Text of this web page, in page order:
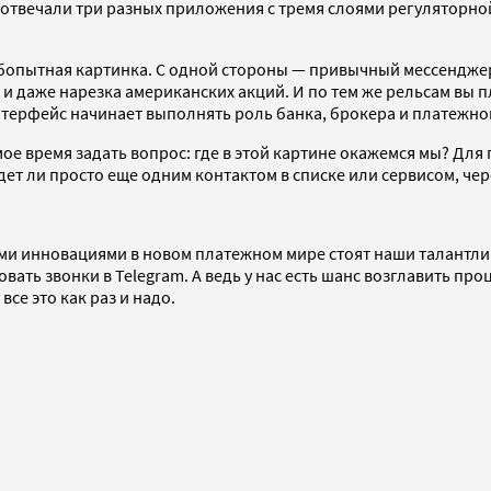
три разных приложения с тремя слоями
картинка. С одной стороны — привычный
нарезка американских акций. И по тем же рельсам вы
начинает выполнять роль банка, брокера и
время задать вопрос: где в этой картине окажемся мы?
ли просто еще одним контактом в списке или сервисом,
инновациями в новом платежном мире стоят наши
звонки в Telegram. А ведь у нас есть шанс возглавить
это как раз и надо.